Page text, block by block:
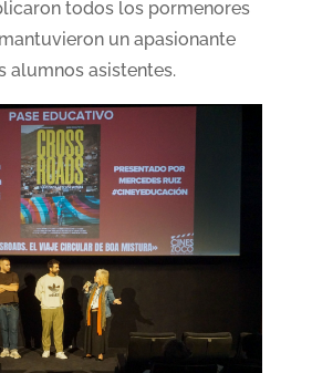
todos los pormenores
un apasionante
alumnos asistentes.